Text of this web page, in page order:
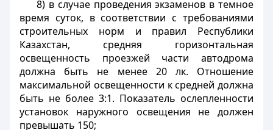
8) в случае проведения экзаменов в темное
время суток, в соответствии с требованиями
строительных норм и правил Республики
Казахстан, средняя горизонтальная
освещенность проезжей части автодрома
должна быть не менее 20 лк. Отношение
максимальной освещенности к средней должна
быть не более 3:1. Показатель ослепленности
установок наружного освещения не должен
превышать 150;